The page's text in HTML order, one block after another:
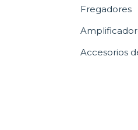
Fregadores
Accesorios